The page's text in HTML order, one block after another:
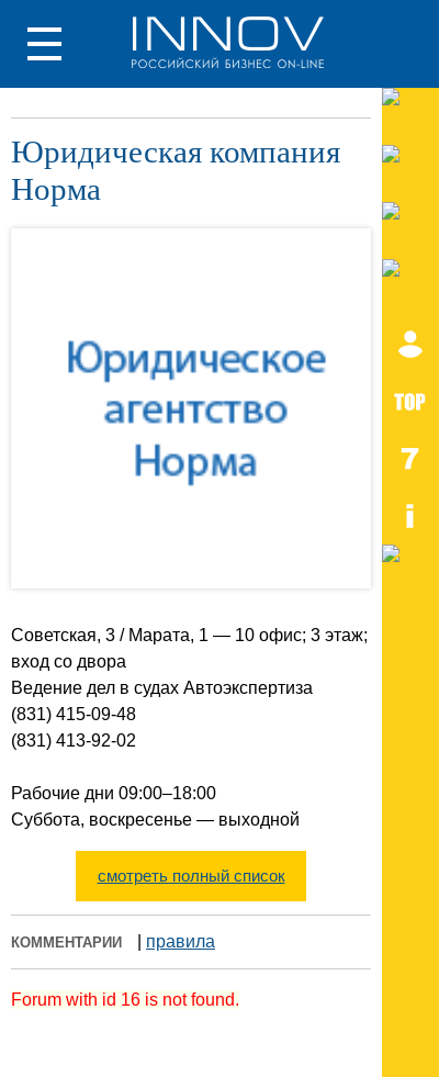
Юридическая компания
Норма
Советская, 3 / Марата, 1 — 10 офис; 3 этаж;
вход со двора
Ведение дел в судах Автоэкспертиза
(831) 415-09-48
(831) 413-92-02
Рабочие дни 09:00–18:00
Суббота, воскресенье — выходной
смотреть полный список
КОММЕНТАРИИ правила
Forum with id 16 is not found.